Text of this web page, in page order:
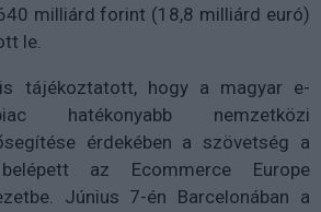
milliárd forint (18,8 milliárd euró)
le.
tájékoztatott, hogy a magyar e-
hatékonyabb nemzetközi
érdekében a szövetség a
az Ecommerce Europe
Június 7-én Barcelonában a